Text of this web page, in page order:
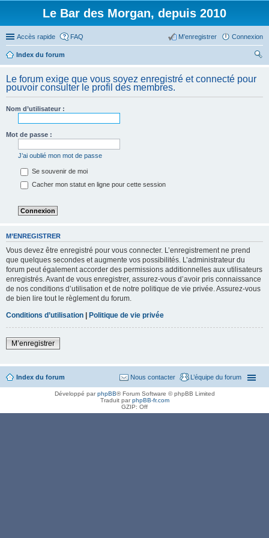
Le Bar des Morgan, depuis 2010
Accès rapide FAQ Connexion
M’enregistrer
Index du forum
her
ch
Le forum exige que vous soyez enregistré et connecté pour
pouvoir consulter le profil des membres.
Nom d’utilisateur :
Mot de passe :
J’ai oublié mon mot de passe
Se souvenir de moi
Cacher mon statut en ligne pour cette session
M’ENREGISTRER
Vous devez être enregistré pour vous connecter. L’enregistrement ne prend
que quelques secondes et augmente vos possibilités. L’administrateur du
forum peut également accorder des permissions additionnelles aux utilisateurs
enregistrés. Avant de vous enregistrer, assurez-vous d’avoir pris connaissance
de nos conditions d’utilisation et de notre politique de vie privée. Assurez-vous
de bien lire tout le règlement du forum.
Conditions d’utilisation | Politique de vie privée
M’enregistrer
Index du forum L’équipe du forum
Nous contacter
Développé parphpBB® Forum Software © phpBB Limited
Traduit parphpBB-fr.com
GZIP: Off